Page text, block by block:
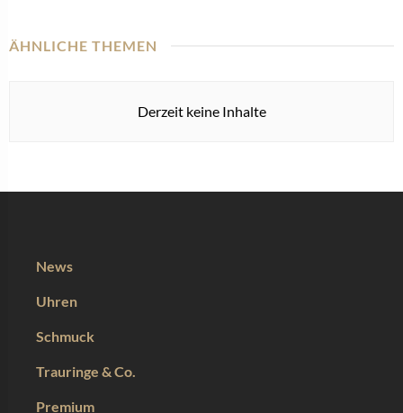
ÄHNLICHE THEMEN
Derzeit keine Inhalte
News
Uhren
Schmuck
Trauringe & Co.
Premium